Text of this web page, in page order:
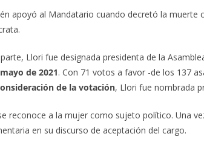
apoyó al Mandatario cuando decretó la muerte
Llori fue designada presidenta de la
de 2021. Con 71 votos a favor -de los 137
de la votación, Llori fue nombrada
reconoce a la mujer como sujeto político. Una
en su discurso de aceptación del cargo.